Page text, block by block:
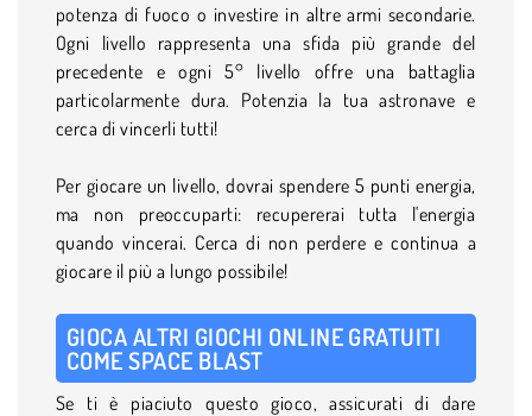
potenza di fuoco o investire in altre armi secondarie.
Ogni livello rappresenta una sfida più grande del
precedente e ogni 5° livello offre una battaglia
particolarmente dura. Potenzia la tua astronave e
cerca di vincerli tutti!
Per giocare un livello, dovrai spendere 5 punti energia,
ma non preoccuparti: recupererai tutta l'energia
quando vincerai. Cerca di non perdere e continua a
giocare il più a lungo possibile!
GIOCA ALTRI GIOCHI ONLINE GRATUITI
COME SPACE BLAST
Se ti è piaciuto questo gioco, assicurati di dare